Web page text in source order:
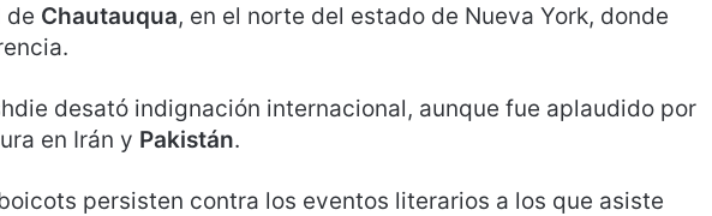
de Chautauqua, en el norte del estado de Nueva York, donde
desató indignación internacional, aunque fue aplaudido por
en Irán y Pakistán.
persisten contra los eventos literarios a los que asiste